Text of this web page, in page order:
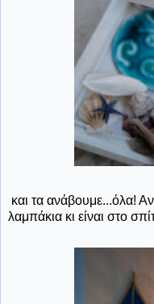
και τα ανάβουμε...όλα!
λαμπάκια κι είναι στο